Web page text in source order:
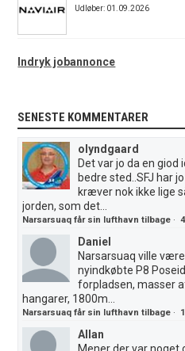
Udløber: 01.09.2026
Indryk jobannonce
SENESTE KOMMENTARER
olyndgaard
Det var jo da en giod
bedre sted..SFJ har
kræver nok ikke lige
jorden, som det...
Narsarsuaq får sin lufthavn tilbage ·
Daniel
Narsarsuaq ville
nyindkøbte P8
forpladsen, masser
hangarer, 1800m...
Narsarsuaq får sin lufthavn tilbage ·
Allan